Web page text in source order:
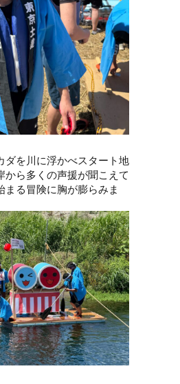
ダを川に浮かべスタート地
から多くの声援が聞こえて
まる冒険に胸が膨らみま